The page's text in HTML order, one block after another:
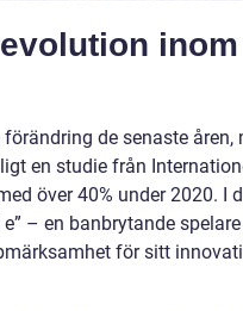
inom
de senaste åren,
en studie från
över 40% under 2020. I
– en banbrytande
för sitt